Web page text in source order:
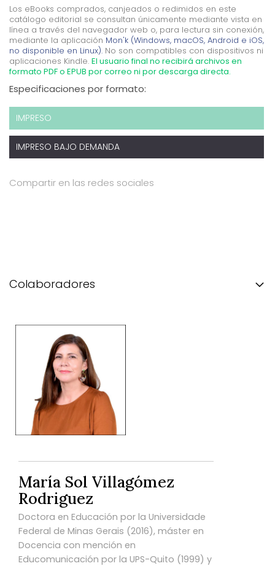
Los eBooks comprados, canjeados o redimidos en este
catálogo editorial se consultan únicamente mediante vista en
línea a través del navegador web o, para lectura sin conexión,
mediante la aplicación Mon'k (Windows, macOS, Android e iOS,
no disponible en Linux). No son compatibles con dispositivos ni
aplicaciones Kindle. El usuario final no recibirá archivos en
formato PDF o EPUB por correo ni por descarga directa.
Especificaciones por formato:
IMPRESO
IMPRESO BAJO DEMANDA
Compartir en las redes sociales
Colaboradores
María Sol Villagómez
Rodriguez
Doctora en Educación por la Universidade
Federal de Minas Gerais (2016), máster en
Docencia con mención en
Educomunicación por la UPS-Quito (1999) y